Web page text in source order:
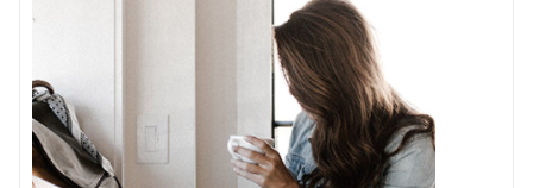
円(税込) / 月
回数：4 / 1セッション30分
日本人教
師 （レギ
ュラーコ
ース）
子供向け 日常英会話
円(税込) / 月
回数：4 / 1セッション30分